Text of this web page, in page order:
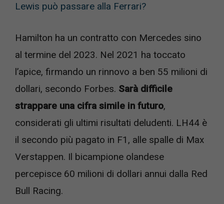
Lewis può passare alla Ferrari?
Hamilton ha un contratto con Mercedes sino
al termine del 2023. Nel 2021 ha toccato
l’apice, firmando un rinnovo a ben 55 milioni di
dollari, secondo Forbes. Sarà difficile
strappare una cifra simile in futuro,
considerati gli ultimi risultati deludenti. LH44 è
il secondo più pagato in F1, alle spalle di Max
Verstappen. Il bicampione olandese
percepisce 60 milioni di dollari annui dalla Red
Bull Racing.